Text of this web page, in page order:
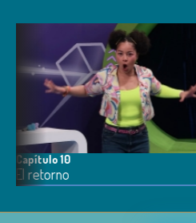
Capítulo 10
El retorno